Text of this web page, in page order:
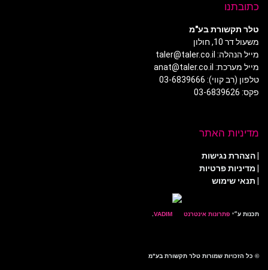
כתובתנו
טלר תקשורת בע"מ
משעול דר 10, חולון
מייל הנהלה: taler@taler.co.il
מייל מערכת: anat@taler.co.il
טלפון (רב קווי): 03-6839666
פקס: 03-6839626
מדיניות האתר
|הצהרת נגישות
| מדיניות פרטיות
| תנאי שימוש
תכנות ע״י פתרונות אינטרנט
© כל הזכויות שמורות טלר תקשורת בע"מ